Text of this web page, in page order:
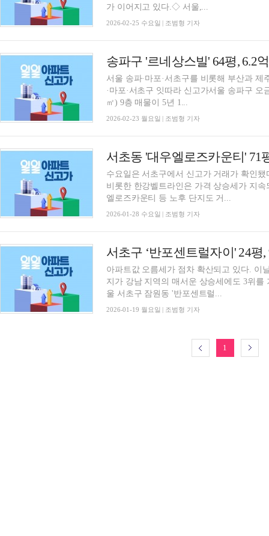
가 이어지고 있다.◇ 서울,...
2026-02-25 수요일 | 조범형 기자
송파구 '르네상스빌' 64평, 6.2
서울 송파·마포·서초구를 비롯해 부산과
·마포·서초구 잇따라 신고가서울 송파구 오
㎡) 9층 매물이 5년 1...
2026-02-23 월요일 | 조범형 기자
수요일은 서초구에서 신고가 거래가 확인
비롯한 한강벨트라인은 가격 상승세가 지
엘로즈카운티 등 노후 단지도 거...
2026-01-28 수요일 | 조범형 기자
아파트값 오름세가 점차 확산되고 있다. 이
지가 강남 지역의 매서운 상승세에도 3위
울 서초구 잠원동 '반포센트럴...
2026-01-19 월요일 | 조범형 기자
1